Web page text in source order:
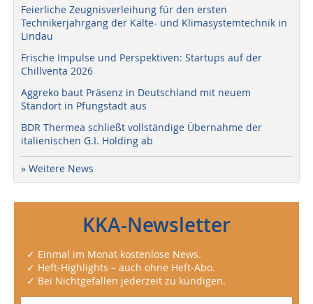
Feierliche Zeugnisverleihung für den ersten
Technikerjahrgang der Kälte- und Klimasystemtechnik in
Lindau
Frische Impulse und Perspektiven: Startups auf der
Chillventa 2026
Aggreko baut Präsenz in Deutschland mit neuem
Standort in Pfungstadt aus
BDR Thermea schließt vollständige Übernahme der
italienischen G.I. Holding ab
» Weitere News
KKA-Newsletter
✓ Einmal im Monat kostenlose News.
✓ Heft-Highlights – auch ohne Heft-Abo.
✓ Bei Nichtgefallen jederzeit zu kündigen.